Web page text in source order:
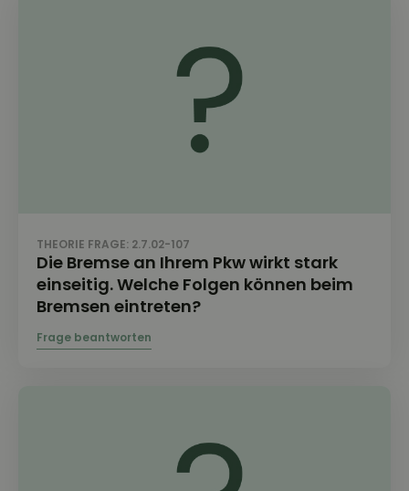
THEORIE FRAGE: 2.7.02-107
Die Bremse an Ihrem Pkw wirkt stark
einseitig. Welche Folgen können beim
Bremsen eintreten?